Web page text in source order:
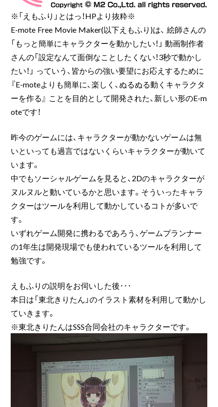
※「えもふり」とはっ！HPより抜粋※
E-mote Free Movie Maker(以下えもふり)は、 絵師さんの
「もっと簡単にキャラクターを動かしたい！」 動画制作者
さんの「設定なんて面倒なことしたくない！3秒で動かし
たい！」 っていう、皆からの強い要望にお応えするために
『E-moteよりも簡単に、楽しく、ぬるぬる動くキャラクタ
ーを作る』 ことを目的として開発された、新しい形のE-m
oteです！
昨今のゲームには、キャラクターが動かないゲームは無
いといっても過言ではないくらいキャラクターが動いて
います。
中でもソーシャルゲームを見ると、2Dのキャラクターが
ヌルヌルと動いているかと思います。そういったキャラ
クターはツールを利用して動かしているコトが多いで
す。
いずれゲーム開発に携わるであろう、ゲームプランナー
の1年生は開発現場でも使われているツールを利用して
勉強です。
えもふりの説明をお伺いした後･･･
本日は「東北きりたん」のイラスト素材を利用して動かし
ていきます。
※東北きりたんはSSS合同会社のキャラクターです。